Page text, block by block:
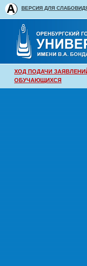
ВЕРСИЯ ДЛЯ
ХОД ПОДАЧИ
ОБУЧАЮЩИХСЯ